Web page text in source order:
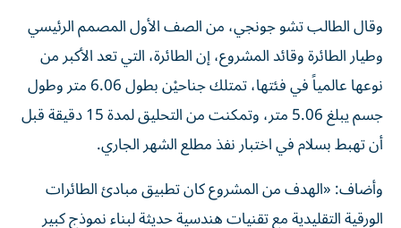
وقال الطالب تشو جونجي، من الصف الأول المصمم الرئيسي
وطيار الطائرة وقائد المشروع، إن الطائرة، التي تعد الأكبر من
نوعها عالمياً في فئتها، تمتلك جناحيْن بطول 6.06 متر وطول
جسم يبلغ 5.06 متر، وتمكنت من التحليق لمدة 15 دقيقة قبل
أن تهبط بسلام في اختبار نفذ مطلع الشهر الجاري.
وأضاف: «الهدف من المشروع كان تطبيق مبادئ الطائرات
الورقية التقليدية مع تقنيات هندسية حديثة لبناء نموذج كبير